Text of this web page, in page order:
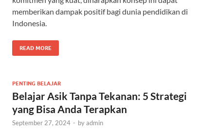
memberikan dampak positif bagi dunia pendidikan di
Indonesia.
READ MORE
PENTING BELAJAR
Belajar Asik Tanpa Tekanan: 5 Strategi
yang Bisa Anda Terapkan
September 27, 2024 - byadmin